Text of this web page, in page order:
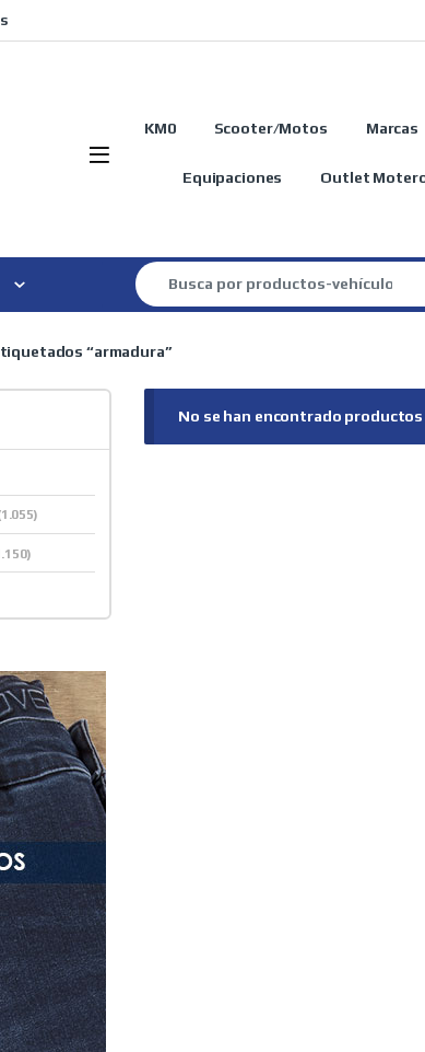
KM0 Scooter/Motos Marcas
Equipaciones Outlet
Search for:
“armadura”
No se han encontrado